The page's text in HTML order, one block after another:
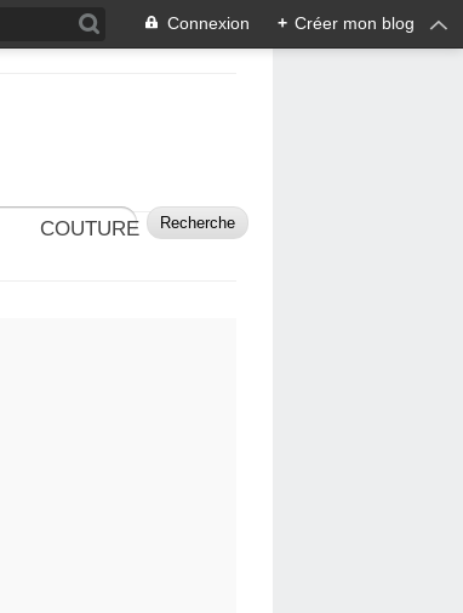
Connexion + Créer mon blog
COUTURE